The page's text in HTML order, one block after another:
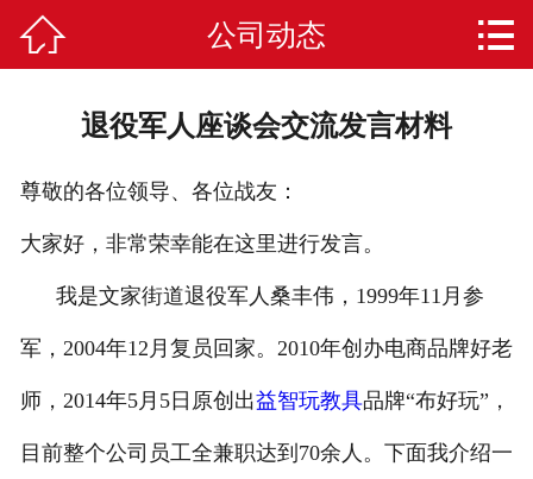
荣誉资质
新闻动态
 公司动态 
退役军人座谈会交流发言材料
尊敬的各位领导、各位战友：
大家好，非常荣幸能在这里进行发言。
我是文家街道退役军人桑丰伟，1999年11月参
军，2004年12月复员回家。2010年创办电商品牌好老
师，2014年5月5日原创出益智玩教具品牌“布好玩”，
目前整个公司员工全兼职达到70余人。下面我介绍一